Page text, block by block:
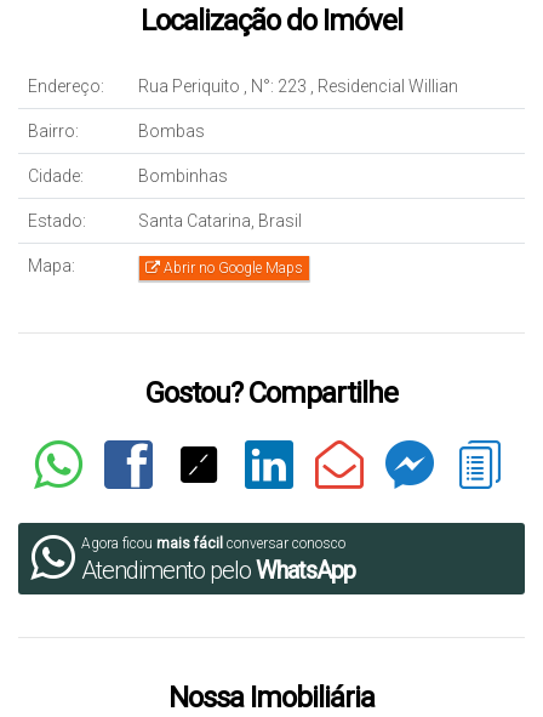
Localização do Imóvel
Endereço: Rua Periquito , N°: 223 , Residencial Willian
Bairro: Bombas
Cidade: Bombinhas
Estado: Santa Catarina, Brasil
Mapa: Abrir no Google Maps
Gostou? Compartilhe
Agora ficou mais fácil conversar conosco
Atendimento peloWhatsApp
Nossa Imobiliária